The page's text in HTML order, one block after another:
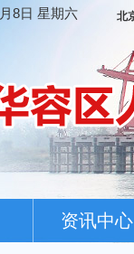
8日 星期六
资讯中心